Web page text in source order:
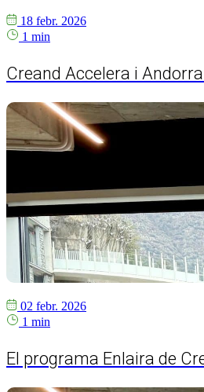
18 febr. 2026
1 min
Creand Accelera i
02 febr. 2026
1 min
El programa Enlaira de